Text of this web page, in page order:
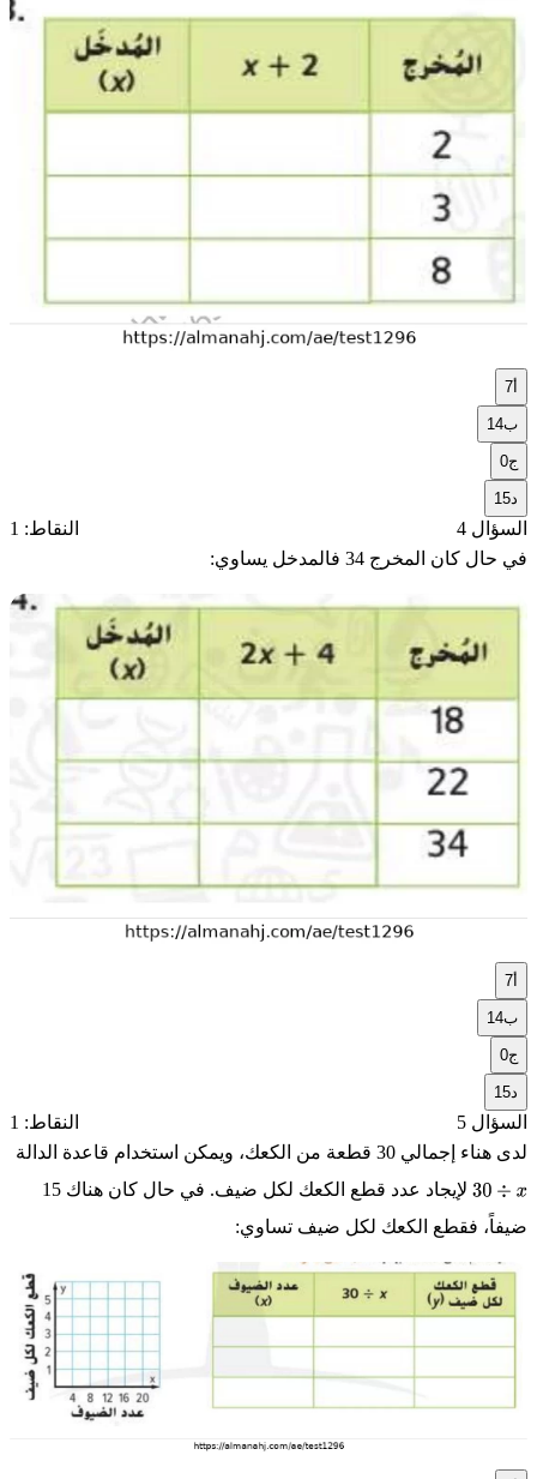
7
ب14
ج0
15
السؤال 4
النقاط: 1
في حال كان المخرج 34 فالمدخل يساوي:
7
ب14
ج0
15
السؤال 5
النقاط: 1
لدى هناء إجمالي 30 قطعة من الكعك، ويمكن استخدام قاعدة الدالة
30 ÷x
لإيجاد عدد قطع الكعك لكل ضيف. في حال كان هناك 15
ضيفاً، فقطع الكعك لكل ضيف تساوي: